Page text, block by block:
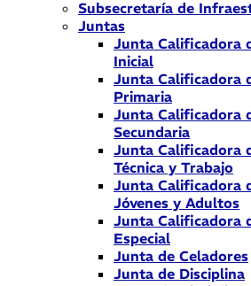
Subsecretaría de
Juntas
Junta Calificadora
Inicial
Junta Calificadora
Primaria
Junta Calificadora
Secundaria
Junta Calificadora
Técnica y Trabajo
Junta Calificadora
Jóvenes y Adultos
Junta Calificadora
Especial
Junta de Celadores
Junta de Disciplina